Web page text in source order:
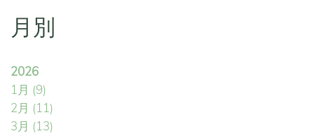
月別
2026
1月 (9)
2月 (11)
3月 (13)